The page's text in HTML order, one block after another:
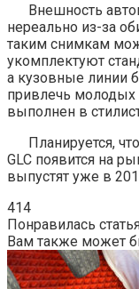
Внешность
нереально из-за
таким снимкам
укомплектуют
а кузовные линии
привлечь молодых
выполнен в
Планируется,
GLC появится на
выпустят уже в
414
Понравилась
Вам также может